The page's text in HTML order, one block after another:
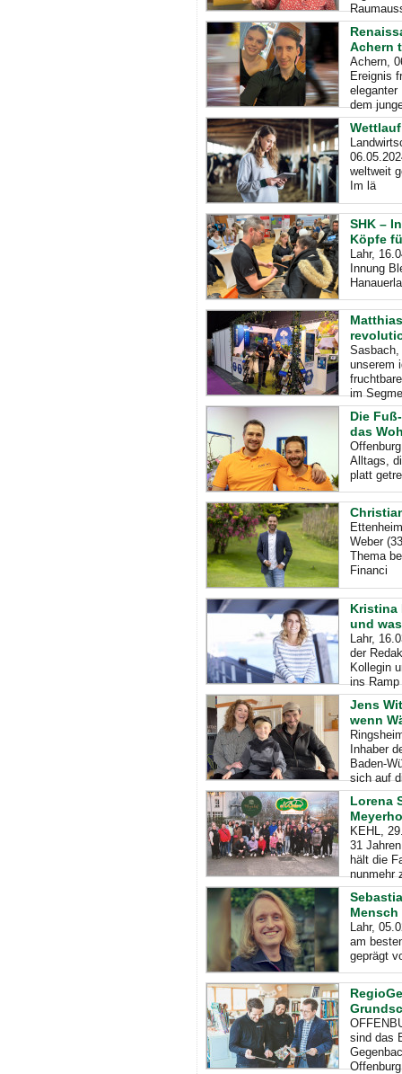
Achern
Achern,
Ereignis
dem
weltweit
Im lä
SHK –
Köpfe
Lahr,
Innung
Sasbach,
unserem
im
Die
das
Alltags,
platt
Weber
Thema
Financi
Kristina
und
Lahr,
der
Kollegin
ins Ramp
Jens
wenn
Inhaber
Baden-
sich auf
Lorena
KEHL,
31
hält die
nunmehr
Mensch
Lahr,
am
geprägt
sind das